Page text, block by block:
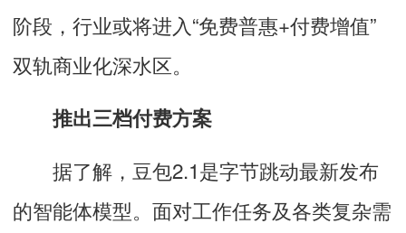
阶段，行业或将进入“免费普惠+付费增值”
双轨商业化深水区。
推出三档付费方案
据了解，豆包2.1是字节跳动最新发布
的智能体模型。面对工作任务及各类复杂需